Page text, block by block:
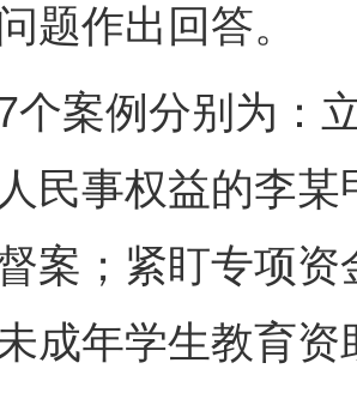
题作出回答。
例分别为：立
民事权益的李
案；紧盯专项
成年学生教育